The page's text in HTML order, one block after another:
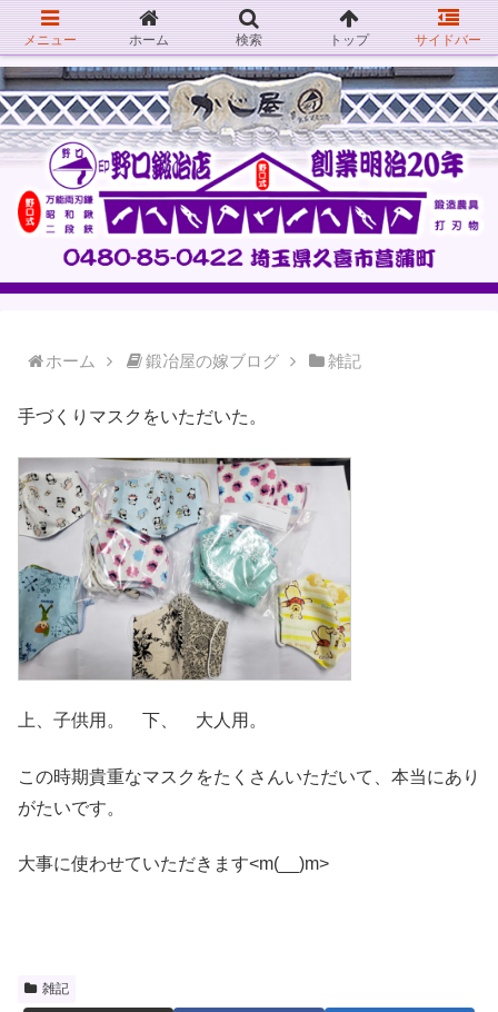
ホーム 鍛冶屋の嫁ブログ 雑記
手づくりマスクをいただいた。
上、子供用。 下、 大人用。
この時期貴重なマスクをたくさんいただいて、本当にあり
がたいです。
大事に使わせていただきます<m(__)m>
雑記
メニュー ホーム 検索 トップ サイドバー